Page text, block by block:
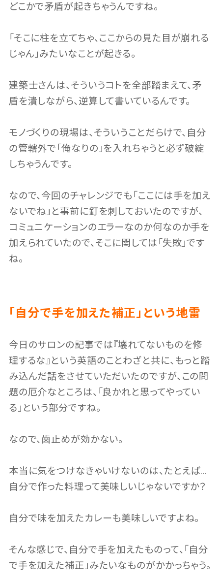
どこかで矛盾が起きちゃうんですね。
「そこに柱を立てちゃ、ここからの見た目が崩れる
じゃん」みたいなことが起きる。
建築士さんは、そういうコトを全部踏まえて、矛
盾を潰しながら、逆算して書いているんです。
モノづくりの現場は、そういうことだらけで、自分
の管轄外で「俺なりの」を入れちゃうと必ず破綻
しちゃうんです。
なので、今回のチャレンジでも「ここには手を加え
ないでね」と事前に釘を刺しておいたのですが、
コミュニケーションのエラーなのか何なのか手を
加えられていたので、そこに関しては「失敗」です
ね。
「自分で手を加えた補正」という地雷
今日のサロンの記事では『壊れてないものを修
理するな』という英語のことわざと共に、もっと踏
み込んだ話をさせていただいたのですが、この問
題の厄介なところは、「良かれと思ってやってい
る」という部分ですね。
なので、歯止めが効かない。
本当に気をつけなきゃいけないのは、たとえば…
自分で作った料理って美味しいじゃないですか？
自分で味を加えたカレーも美味しいですよね。
そんな感じで、自分で手を加えたものって、「自分
で手を加えた補正」みたいなものがかかっちゃう。